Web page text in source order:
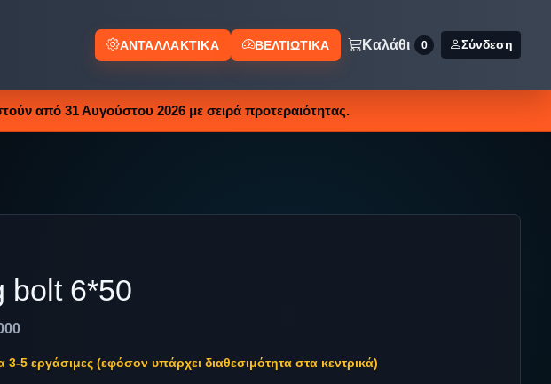
ΑΝΤΑΛΛΑΚΤΙΚΑ ΒΕΛΤΙΩΤΙΚΑ Καλάθι 0 Σύνδεση
από 31 Αυγούστου 2026 με σειρά προτεραιότητας.
bolt 6*50
3-5 εργάσιμες (εφόσον υπάρχει διαθεσιμότητα στα κεντρικά)